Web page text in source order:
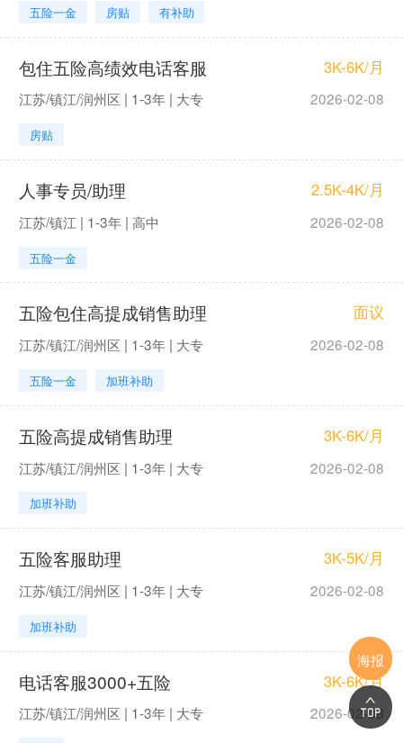
五险一金 房贴 有补助
包住五险高绩效电话客服 3K-6K/月
江苏/镇江/润州区 | 1-3年 | 大专 2026-02-08
房贴
人事专员/助理 2.5K-4K/月
江苏/镇江 | 1-3年 | 高中 2026-02-08
五险一金
五险包住高提成销售助理 面议
江苏/镇江/润州区 | 1-3年 | 大专 2026-02-08
五险一金 加班补助
五险高提成销售助理 3K-6K/月
江苏/镇江/润州区 | 1-3年 | 大专 2026-02-08
加班补助
五险客服助理 3K-5K/月
江苏/镇江/润州区 | 1-3年 | 大专 2026-02-08
加班补助
电话客服3000+五险 3K-6K/月
江苏/镇江/润州区 | 1-3年 | 大专 2026-02-08
海报